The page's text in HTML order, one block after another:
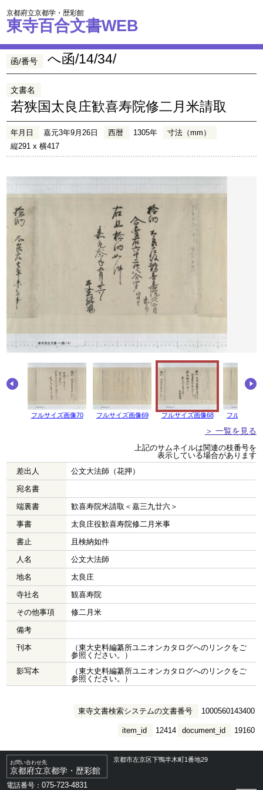
京都府立京都学・歴彩館
東寺百合文書WEB
函/番号 へ函/14/34/
文書名
若狭国太良庄歓喜寿院修二月米請取
年月日 嘉元3年9月26日 西暦 1305年
寸法（mm）
縦291 x 横417
フルサイズ画像70 フルサイズ画像69 フルサイズ画像68 フルサイズ
＞ 一覧を見る
上記のサムネイルは関連の枝番号を
表示している場合があります
差出人
公文大法師（花押）
宛名書
端裏書
歓喜寿院米請取＜嘉三九廿六＞
事書
太良庄役歓喜寿院修二月米事
書止
且検納如件
人名
公文大法師
地名
太良庄
寺社名
観喜寿院
その他事項
修二月米
備考
刊本
（東大史料編纂所ユニオンカタログへのリンクをご
参照ください。）
影写本
（東大史料編纂所ユニオンカタログへのリンクをご
参照ください。）
東寺文書検索システムの文書番号 1000560143400
document_id 19160
item_id 12414
お問い合わせ先
京都府立京都学・歴彩館
京都市左京区下鴨半木町1番地29
電話番号：075-723-4831